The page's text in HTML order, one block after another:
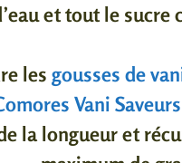
et tout le sucre
les gousses de
Vani Saveurs
la longueur et